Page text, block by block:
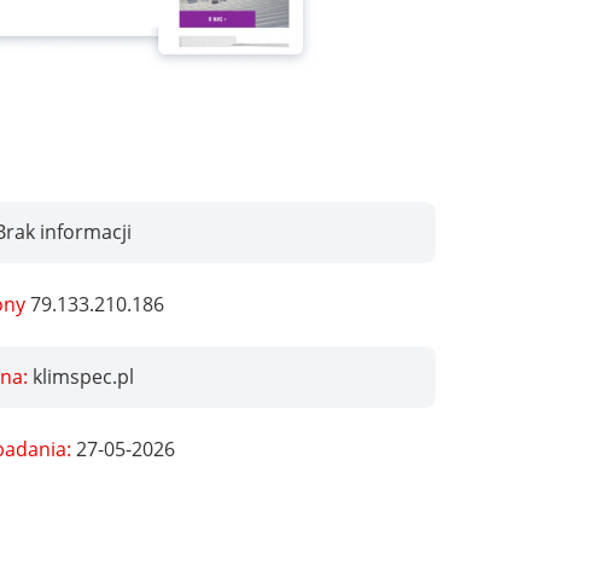
informacji
79.133.210.186
klimspec.pl
27-05-2026